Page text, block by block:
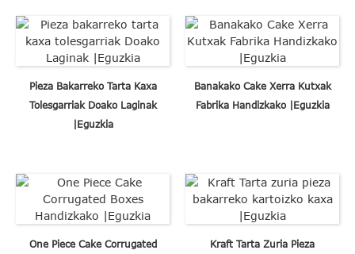
Pieza Bakarreko Tarta Kaxa
Tolesgarriak Doako Laginak
|Eguzkia
Banakako Cake Xerra Kutxak
Fabrika Handizkako |Eguzkia
One Piece Cake Corrugated
Kraft Tarta Zuria Pieza